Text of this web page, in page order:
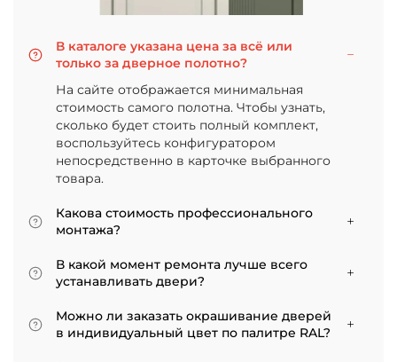
В каталоге указана цена за всё или
только за дверное полотно?
На сайте отображается минимальная
стоимость самого полотна. Чтобы узнать,
сколько будет стоить полный комплект,
воспользуйтесь конфигуратором
непосредственно в карточке выбранного
товара.
Какова стоимость профессионального
монтажа?
Итоговая сумма зависит от типа отделки
двери и габаритов проема. Минимальная
цена за установку стандартной двери с
покрытием «экошпон» начинается от 5000
рублей.
В какой момент ремонта лучше всего
устанавливать двери?
Мы советуем приступать к монтажу после
того, как уложено напольное покрытие. В
противном случае из-за изменения уровня
Можно ли заказать окрашивание дверей
в индивидуальный цвет по палитре RAL?